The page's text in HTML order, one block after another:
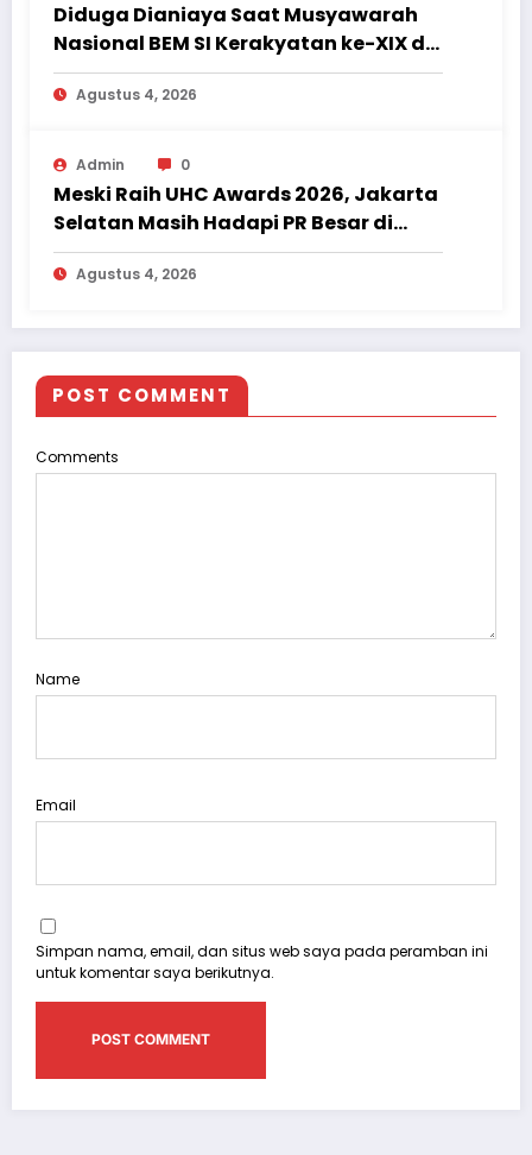
Diduga Dianiaya Saat Musyawarah
Nasional BEM SI Kerakyatan ke-XIX di
Jambi, Delegasi Mahasiswa Alami
LukaAgustus 4, 2026
Admin 0
Meski Raih UHC Awards 2026, Jakarta
Selatan Masih Hadapi PR Besar di
Sektor Kesehatan
Agustus 4, 2026
POST COMMENT
Comments
Name
Email
Simpan nama, email, dan situs web saya pada peramban ini
untuk komentar saya berikutnya.